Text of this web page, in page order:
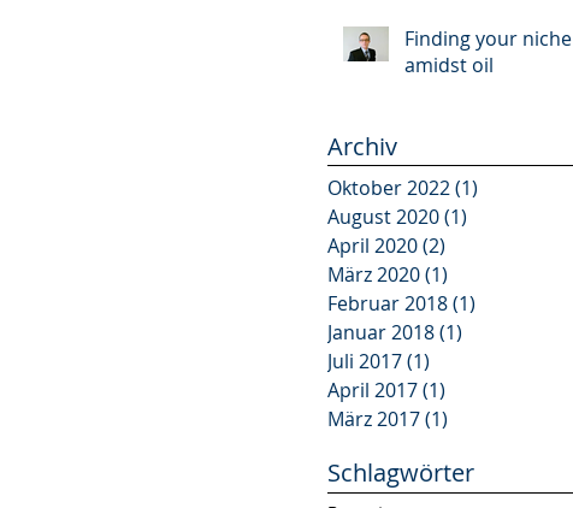
Finding your niche
amidst oil
Archiv
Oktober 2022(1)
August 2020(1)
April 2020(2)
März 2020(1)
Februar 2018(1)
Januar 2018(1)
Juli 2017(1)
April 2017(1)
März 2017(1)
Schlagwörter